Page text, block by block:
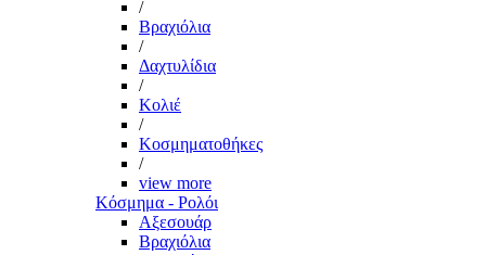
/
Βραχιόλια
/
Δαχτυλίδια
/
Κολιέ
/
Κοσμηματοθήκες
/
view more
Κόσμημα - Ρολόι
Αξεσουάρ
Βραχιόλια